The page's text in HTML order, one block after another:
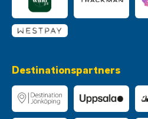
Destinationspartners